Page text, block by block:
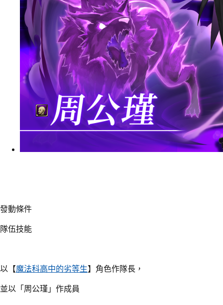
發動條件
隊伍技能
以【魔法科高中的劣等生】角色作隊長，
並以「周公瑾」作成員